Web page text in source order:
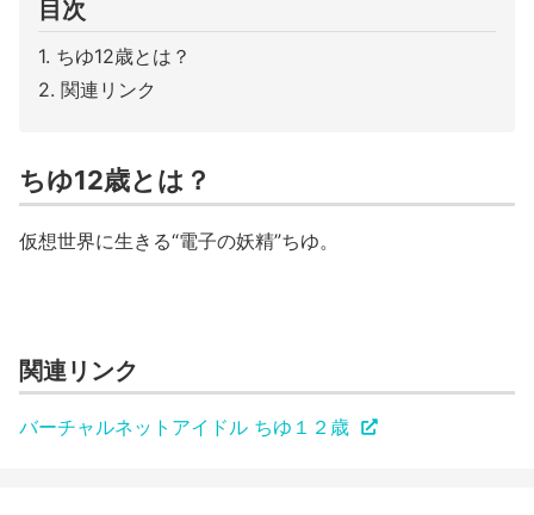
目次
ちゆ12歳とは？
関連リンク
ちゆ12歳とは？
仮想世界に生きる“電子の妖精”ちゆ。
関連リンク
バーチャルネットアイドル ちゆ１２歳